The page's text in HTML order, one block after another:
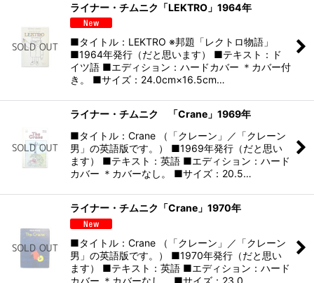
ライナー・チムニク「LEKTRO」1964年
■タイトル：LEKTRO ※邦題「レクトロ物語」
■1964年発行（だと思います） ■テキスト：ド
イツ語 ■エディション：ハードカバー ＊カバー付
き。 ■サイズ：24.0cm×16.5cm…
ライナー・チムニク 「Crane」1969年
■タイトル：Crane （「クレーン」／「クレーン
男」の英語版です。） ■1969年発行（だと思い
ます） ■テキスト：英語 ■エディション：ハード
カバー ＊カバーなし。 ■サイズ：20.5…
ライナー・チムニク「Crane」1970年
■タイトル：Crane （「クレーン」／「クレーン
男」の英語版です。） ■1970年発行（だと思い
ます） ■テキスト：英語 ■エディション：ハード
カバー ＊カバーなし。 ■サイズ：23.0…